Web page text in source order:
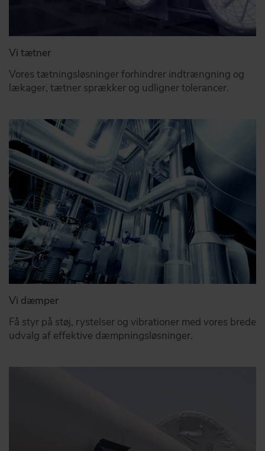
Vi tætner
Vores tætningsløsninger forhindrer indtrængning og
lækager, tætner sprækker og udligner tolerancer.
Vi dæmper
Få styr på støj, rystelser og vibrationer med vores brede
udvalg af effektive dæmpningsløsninger.